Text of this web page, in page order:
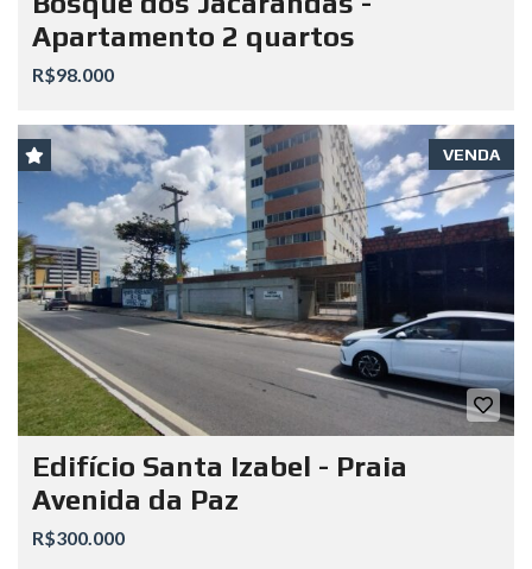
Apartamento 2 quartos
R$98.000
VENDA
Edifício Santa Izabel - Praia
Avenida da Paz
R$300.000